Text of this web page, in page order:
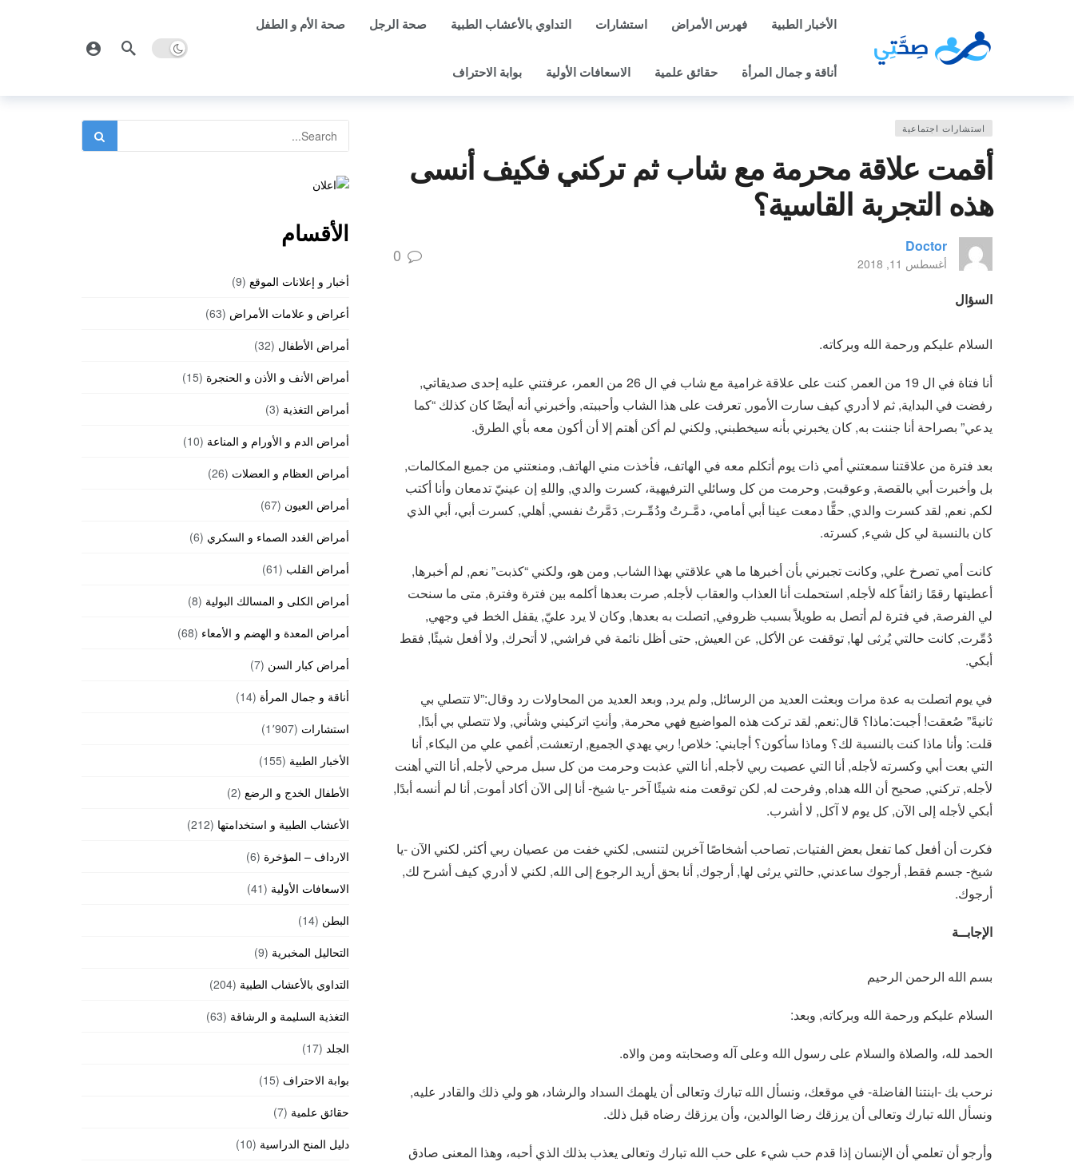
الأخبار الطبية فهرس الأمراض استشارات التداوي بالأعشاب الطبية صحة الرجل صحة الأم و الطفل
أناقة و جمال المرأة حقائق علمية الاسعافات الأولية بوابة الاحتراف
استشارات اجتماعية
أقمت علاقة محرمة مع شاب ثم تركني فكيف أنسى
هذه التجربة القاسية؟
Doctor
أغسطس 11, 2018 0
السؤال
السلام عليكم ورحمة الله وبركاته.
أنا فتاة في ال 19 من العمر, كنت على علاقة غرامية مع شاب في ال 26 من العمر، عرفتني عليه إحدى صديقاتي,
رفضت في البداية, ثم لا أدري كيف سارت الأمور, تعرفت على هذا الشاب وأحببته, وأخبرني أنه أيضًا كان كذلك “كما
يدعي” بصراحة أنا جننت به, كان يخبرني بأنه سيخطبني, ولكني لم أكن أهتم إلا أن أكون معه بأي الطرق.
بعد فترة من علاقتنا سمعتني أمي ذات يوم أتكلم معه في الهاتف، فأخذت مني الهاتف, ومنعتني من جميع المكالمات,
بل وأخبرت أبي بالقصة, وعوقبت, وحرمت من كل وسائلي الترفيهية، كسرت والدي, واللهِ إن عينيّ تدمعان وأنا أكتب
لكم, نعم, لقد كسرت والدي, حقًّا دمعت عينا أبي أمامي، دمَّـرتُ ودُمِّـرت, دَمَّرتُ نفسي, أهلي, كسرت أبي، أبي الذي
كان بالنسبة لي كل شيء, كسرته.
كانت أمي تصرخ علي, وكانت تجبرني بأن أخبرها ما هي علاقتي بهذا الشاب, ومن هو، ولكني “كذبت” نعم, لم أخبرها,
أعطيتها رقمًا زائفاً كله لأجله, استحملت أنا العذاب والعقاب لأجله, صرت بعدها أكلمه بين فترة وفترة, متى ما سنحت
لي الفرصة, في فترة لم أتصل به طويلاً بسبب ظروفي, اتصلت به بعدها, وكان لا يرد عليّ, يقفل الخط في وجهي,
دُمِّرت, كانت حالتي يُرثى لها, توقفت عن الأكل, عن العيش, حتى أظل نائمة في فراشي, لا أتحرك, ولا أفعل شيئًا, فقط
أبكي.
في يوم اتصلت به عدة مرات وبعثت العديد من الرسائل, ولم يرد, وبعد العديد من المحاولات رد وقال:”لا تتصلي بي
ثانيةً” صُعقت! أجبت:ماذا؟ قال:نعم, لقد تركت هذه المواضيع فهي محرمة, وأنتِ اتركيني وشأني, ولا تتصلي بي أبدًا,
قلت: وأنا ماذا كنت بالنسبة لك؟ وماذا سأكون؟ أجابني: خلاص! ربي يهدي الجميع, ارتعشت, أغمي علي من البكاء, أنا
التي بعت أبي وكسرته لأجله, أنا التي عصيت ربي لأجله, أنا التي عذبت وحرمت من كل سبل مرحي لأجله, أنا التي أهنت
لأجله, تركني, صحيح أن الله هداه, وفرحت له, لكن توقعت منه شيئًا آخر -يا شيخ- أنا إلى الآن أكاد أموت, أنا لم أنسه أبدًا,
أبكي لأجله إلى الآن, كل يوم لا آكل, لا أشرب.
فكرت أن أفعل كما تفعل بعض الفتيات, تصاحب أشخاصًا آخرين لتنسى, لكني خفت من عصيان ربي أكثر, لكني الآن -يا
شيخ- جسم فقط, أرجوك ساعدني, حالتي يرثى لها, أرجوك, أنا بحق أريد الرجوع إلى الله, لكني لا أدري كيف أشرح لك,
أرجوك.
الإجابــة
بسم الله الرحمن الرحيم
السلام عليكم ورحمة الله وبركاته, وبعد:
الحمد لله، والصلاة والسلام على رسول الله وعلى آله وصحابته ومن والاه.
نرحب بك -ابنتنا الفاضلة- في موقعك، ونسأل الله تبارك وتعالى أن يلهمك السداد والرشاد، هو ولي ذلك والقادر عليه,
ونسأل الله تبارك وتعالى أن يرزقك رضا الوالدين، وأن يرزقك رضاه قبل ذلك.
وأرجو أن تعلمي أن الإنسان إذا قدم حب شيء على حب الله تبارك وتعالى يعذب بذلك الذي أحبه، وهذا المعنى صادق
الأقسام
أخبار و إعلانات الموقع (9)
أعراض و علامات الأمراض (63)
أمراض الأطفال (32)
أمراض الأنف و الأذن و الحنجرة (15)
أمراض التغذية (3)
أمراض الدم و الأورام و المناعة (10)
أمراض العظام و العضلات (26)
أمراض العيون (67)
أمراض الغدد الصماء و السكري (6)
أمراض القلب (61)
أمراض الكلى و المسالك البولية (8)
أمراض المعدة و الهضم و الأمعاء (68)
أمراض كبار السن (7)
أناقة و جمال المرأة (14)
استشارات (1٬907)
الأخبار الطبية (155)
الأطفال الخدج و الرضع (2)
الأعشاب الطبية و استخدامتها (212)
الارداف – المؤخرة (6)
الاسعافات الأولية (41)
البطن (14)
التحاليل المخبرية (9)
التداوي بالأعشاب الطبية (204)
التغذية السليمة و الرشاقة (63)
الجلد (17)
بوابة الاحتراف (15)
حقائق علمية (7)
دليل المنح الدراسية (10)